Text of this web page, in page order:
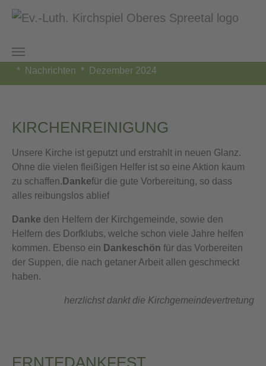
Zum Hauptinhalt springen
Sie sind hier:
Kirchspiel Oberes Spreetal
Nachrichten
Dezember 2024
KIRCHENREINIGUNG
Unsere Kirche ist geputzt und erstrahlt in neuen Glanz.
Ohne die vielen fleißigen Helfer ist so eine Aktion kaum
zu schaffen. Dankefür die gute Vorbereitung, so dass
alles reibungslos ablief
Danke den Helfern der Kirchgemeinde, sowie den
Helfern des Dorfklubs, welche schon viele Jahre helfen
kommen. Ebenso ein Dankeschön für das Vorbereiten
der Suppen, die nach getaner Arbeit allen geschmeckt
haben.
herzlichst dankt die Kirchgemeindevertretung
ERNTEDANKFEST